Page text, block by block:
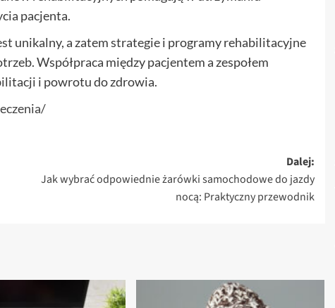
pacjenta.
unikalny, a zatem strategie i programy rehabilitacyjne
Współpraca między pacjentem a zespołem
i powrotu do zdrowia.
Dalej:
Jak wybrać odpowiednie żarówki samochodowe do jazdy
nocą: Praktyczny przewodnik